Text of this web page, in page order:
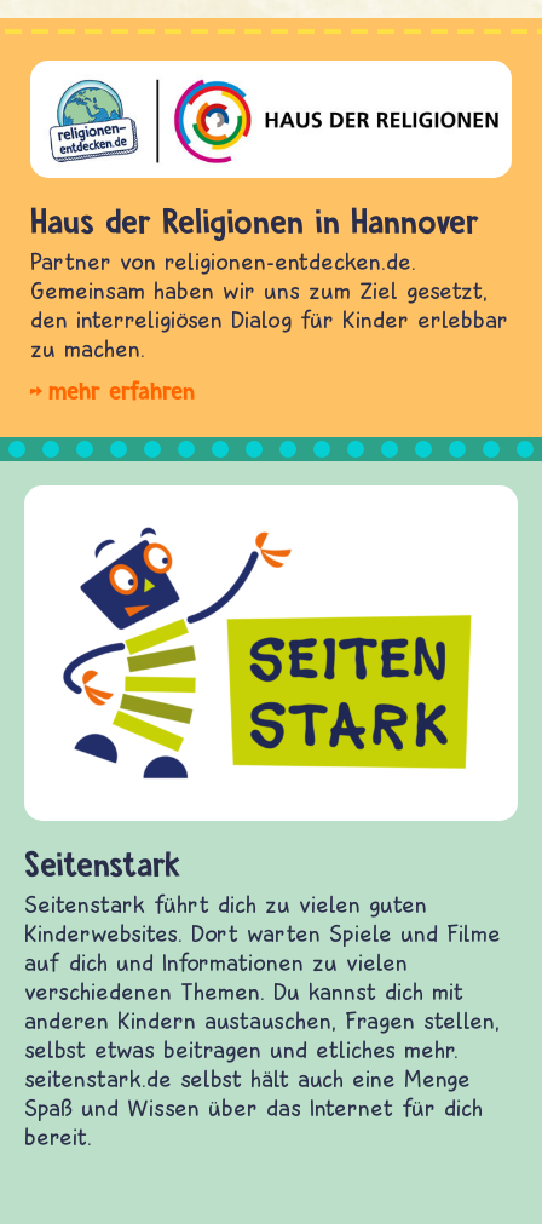
Haus der Religionen in Hannover
Partner von religionen-entdecken.de.
Gemeinsam haben wir uns zum Ziel gesetzt,
den interreligiösen Dialog für Kinder erlebbar
zu machen.
mehr erfahren
Seitenstark
Seitenstark führt dich zu vielen guten
Kinderwebsites. Dort warten Spiele und Filme
auf dich und Informationen zu vielen
verschiedenen Themen. Du kannst dich mit
anderen Kindern austauschen, Fragen stellen,
selbst etwas beitragen und etliches mehr.
seitenstark.de selbst hält auch eine Menge
Spaß und Wissen über das Internet für dich
bereit.